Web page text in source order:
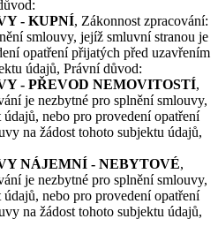
- KUPNÍ, Zákonnost zpracování:
smlouvy, jejíž smluvní stranou je
opatření přijatých před uzavřením
údajů, Právní důvod:
- PŘEVOD NEMOVITOSTÍ,
je nezbytné pro splnění smlouvy,
nebo pro provedení opatření
na žádost tohoto subjektu údajů,
NÁJEMNÍ - NEBYTOVÉ,
je nezbytné pro splnění smlouvy,
nebo pro provedení opatření
na žádost tohoto subjektu údajů,